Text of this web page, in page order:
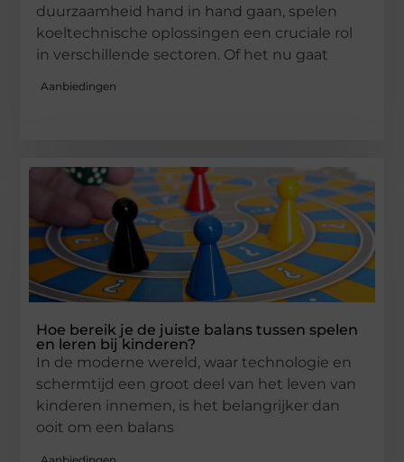
duurzaamheid hand in hand gaan, spelen
koeltechnische oplossingen een cruciale rol
in verschillende sectoren. Of het nu gaat
Aanbiedingen
Hoe bereik je de juiste balans tussen spelen
en leren bij kinderen?
In de moderne wereld, waar technologie en
schermtijd een groot deel van het leven van
kinderen innemen, is het belangrijker dan
ooit om een balans